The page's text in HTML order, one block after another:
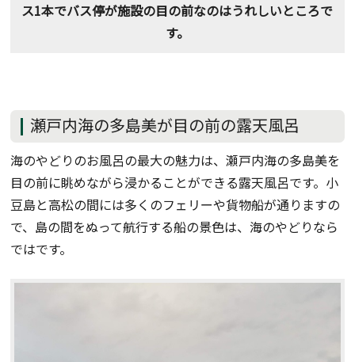
ス1本でバス停が施設の目の前なのはうれしいところで
す。
瀬戸内海の多島美が目の前の露天風呂
海のやどりのお風呂の最大の魅力は、瀬戸内海の多島美を
目の前に眺めながら浸かることができる露天風呂です。小
豆島と高松の間には多くのフェリーや貨物船が通りますの
で、島の間をぬって航行する船の景色は、海のやどりなら
ではです。